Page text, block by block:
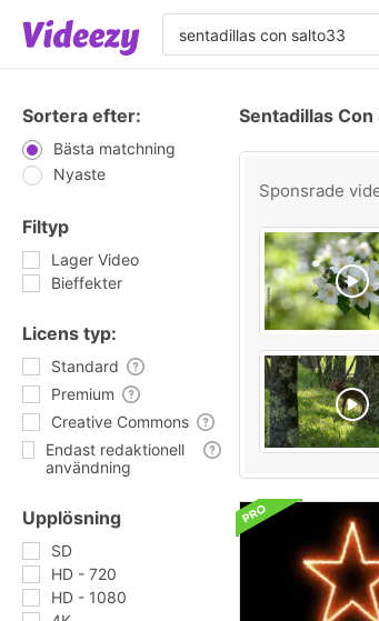
Sortera efter:
Bästa matchning
Nyaste
Filtyp
Lager Video
Bieffekter
Licens typ:
Standard
Premium
Creative Commons
Endast redaktionell
användning
Upplösning
SD
HD - 720
HD - 1080
Sentadillas
Sponsrade